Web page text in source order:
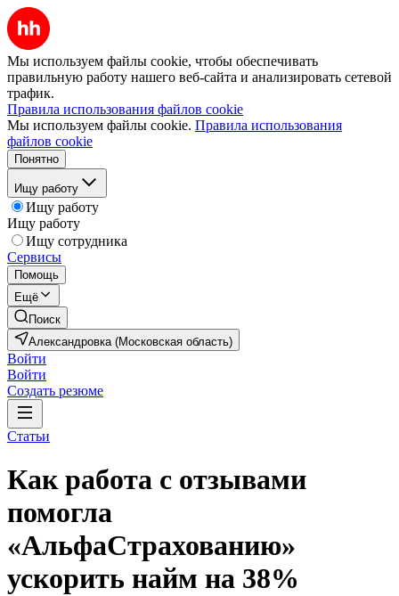
Мы используем файлы cookie, чтобы обеспечивать
правильную работу нашего веб-сайта и анализировать сетевой
трафик.
Правила использования файлов cookie
Мы используем файлы cookie. Правила использования
файлов cookie
Понятно
Ищу работу
Ищу работу
Ищу работу
Ищу сотрудника
Сервисы
Помощь
Ещё
Поиск
Александровка (Московская область)
Войти
Войти
Создать резюме
Статьи
Как работа с отзывами
помогла
«АльфаСтрахованию»
ускорить найм на 38%